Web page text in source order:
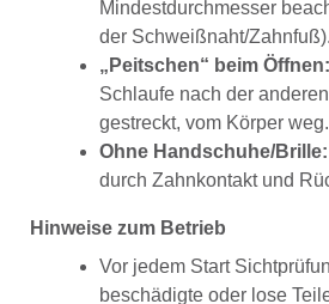
Mindestdurchmesser
der Schweißnaht/Zahnfuß).
„Peitschen“ beim Öffnen:
Schlaufe nach der
gestreckt, vom Körper weg.
Ohne Handschuhe/Brille:
durch Zahnkontakt und
Hinweise zum Betrieb
Vor jedem Start
beschädigte oder lose